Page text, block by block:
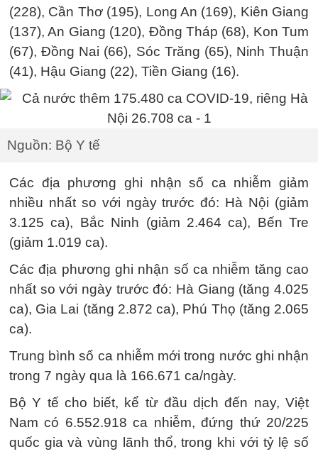
(228), Cần Thơ (195), Long An (169), Kiên Giang
(137), An Giang (120), Đồng Tháp (68), Kon Tum
(67), Đồng Nai (66), Sóc Trăng (65), Ninh Thuận
(41), Hậu Giang (22), Tiền Giang (16).
Nguồn: Bộ Y tế
Các địa phương ghi nhận số ca nhiễm giảm
nhiều nhất so với ngày trước đó: Hà Nội (giảm
3.125 ca), Bắc Ninh (giảm 2.464 ca), Bến Tre
(giảm 1.019 ca).
Các địa phương ghi nhận số ca nhiễm tăng cao
nhất so với ngày trước đó: Hà Giang (tăng 4.025
ca), Gia Lai (tăng 2.872 ca), Phú Thọ (tăng 2.065
ca).
Trung bình số ca nhiễm mới trong nước ghi nhận
trong 7 ngày qua là 166.671 ca/ngày.
Bộ Y tế cho biết, kể từ đầu dịch đến nay, Việt
Nam có 6.552.918 ca nhiễm, đứng thứ 20/225
quốc gia và vùng lãnh thổ, trong khi với tỷ lệ số